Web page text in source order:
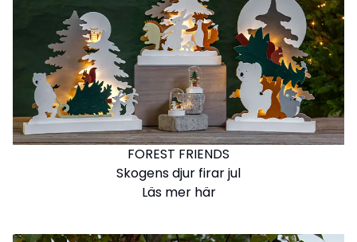
FOREST FRIENDS
Skogens djur firar jul
Läs mer här